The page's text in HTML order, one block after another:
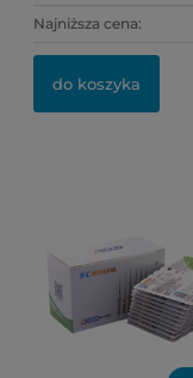
Najniższa cena:
do koszyka